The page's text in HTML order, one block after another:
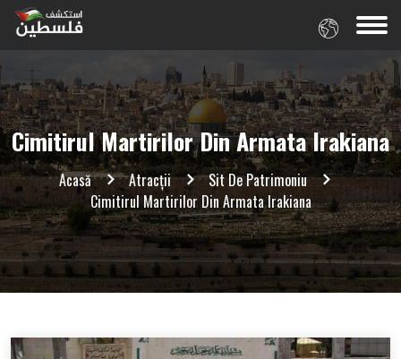
Cimitirul Martirilor Din Armata Irakiana
Acasă Atracții
Sit De Patrimoniu
Cimitirul Martirilor Din Armata Irakiana